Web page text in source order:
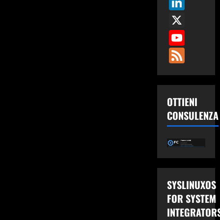
Feed
OTTIENI
CONSULENZA
SYSLINUXOS
FOR SYSTEM